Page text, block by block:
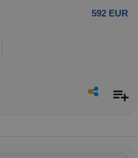
592 EUR